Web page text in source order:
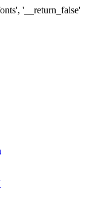
'__return_false'